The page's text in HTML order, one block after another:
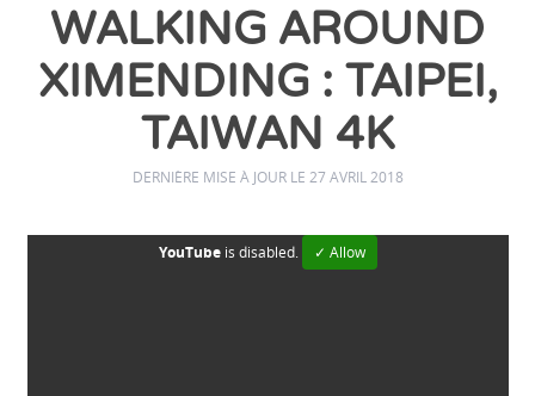
WALKING AROUND
XIMENDING : TAIPEI,
TAIWAN 4K
DERNIÈRE MISE À JOUR LE 27 AVRIL 2018
YouTubeis disabled. ✓ Allow